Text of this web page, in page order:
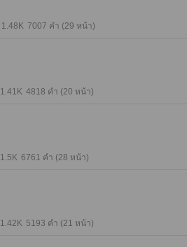
1.48K 7007 คำ (29 หน้า)
1.41K 4818 คำ (20 หน้า)
1.5K 6761 คำ (28 หน้า)
1.42K 5193 คำ (21 หน้า)